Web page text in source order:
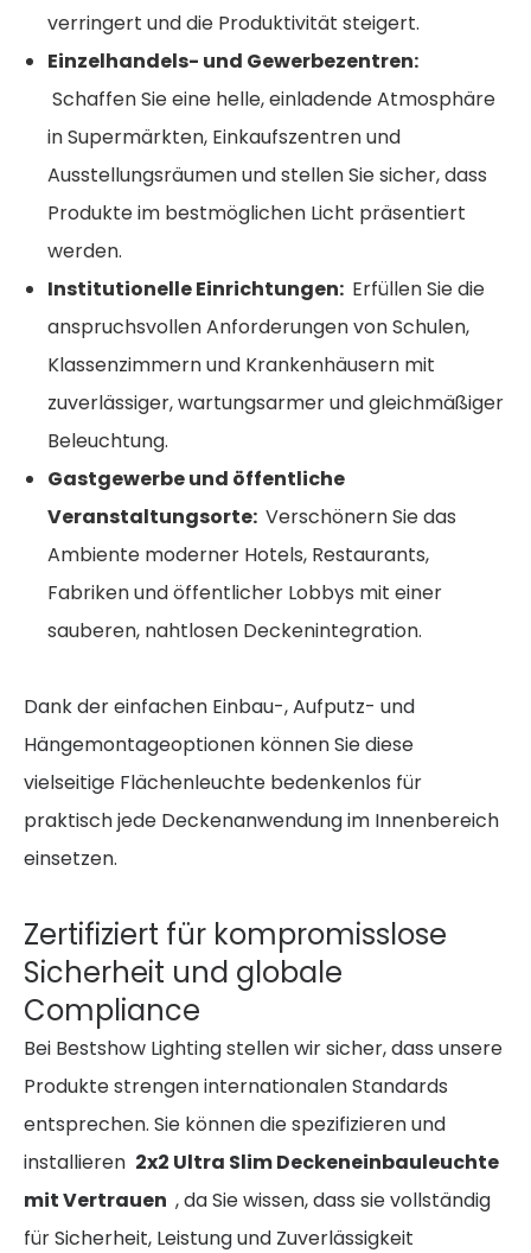
verringert und die Produktivität steigert.
Einzelhandels- und Gewerbezentren:
Schaffen Sie eine helle, einladende Atmosphäre
in Supermärkten, Einkaufszentren und
Ausstellungsräumen und stellen Sie sicher, dass
Produkte im bestmöglichen Licht präsentiert
werden.
Institutionelle Einrichtungen: Erfüllen Sie die
anspruchsvollen Anforderungen von Schulen,
Klassenzimmern und Krankenhäusern mit
zuverlässiger, wartungsarmer und gleichmäßiger
Beleuchtung.
Gastgewerbe und öffentliche
Veranstaltungsorte: Verschönern Sie das
Ambiente moderner Hotels, Restaurants,
Fabriken und öffentlicher Lobbys mit einer
sauberen, nahtlosen Deckenintegration.
Dank der einfachen Einbau-, Aufputz- und
Hängemontageoptionen können Sie diese
vielseitige Flächenleuchte bedenkenlos für
praktisch jede Deckenanwendung im Innenbereich
einsetzen.
Zertifiziert für kompromisslose
Sicherheit und globale
Compliance
Bei Bestshow Lighting stellen wir sicher, dass unsere
Produkte strengen internationalen Standards
entsprechen. Sie können die spezifizieren und
installieren 2x2 Ultra Slim Deckeneinbauleuchte
mit Vertrauen , da Sie wissen, dass sie vollständig
für Sicherheit, Leistung und Zuverlässigkeit